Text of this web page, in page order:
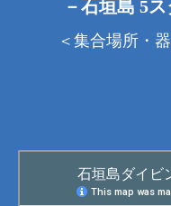
－石垣島 5
＜集合場所・